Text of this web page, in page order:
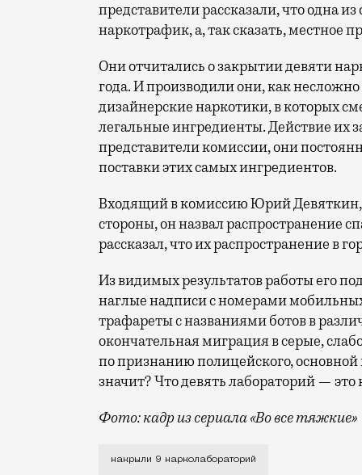
представители рассказали, что одна
наркотрафик, а, так сказать, местное
Они отчитались о закрытии девяти
года. И производили они, как
дизайнерские наркотики, в которых
легальные ингредиенты. Действие их
представители комиссии, они
поставки этих самых ингредиентов.
Входящий в комиссию Юрий Девяткин,
стороны, он назвал распространение
рассказал, что их распространение в
Из видимых результатов работы его
наглые надписи с номерами
трафареты с названиями ботов в
окончательная миграция в серые,
по признанию полицейского,
значит? Что девять лабораторий —
Фото: кадр из сериала «Во все тяжкие»
Дизайнерских наркотиков в городе
накрыли 9 нарколабораторий